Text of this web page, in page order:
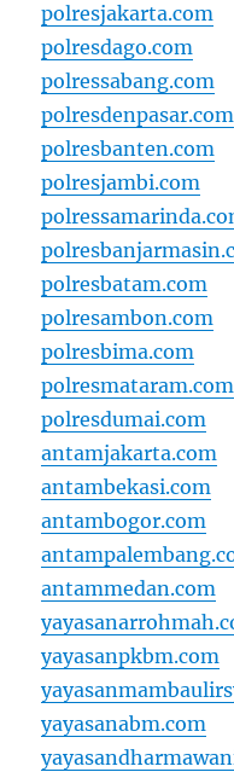
polresjakarta.com
polresdago.com
polressabang.com
polresdenpasar.com
polresbanten.com
polresjambi.com
polresbatam.com
polresambon.com
polresbima.com
polresmataram.com
polresdumai.com
antamjakarta.com
antambekasi.com
antambogor.com
antammedan.com
yayasanpkbm.com
yayasanabm.com